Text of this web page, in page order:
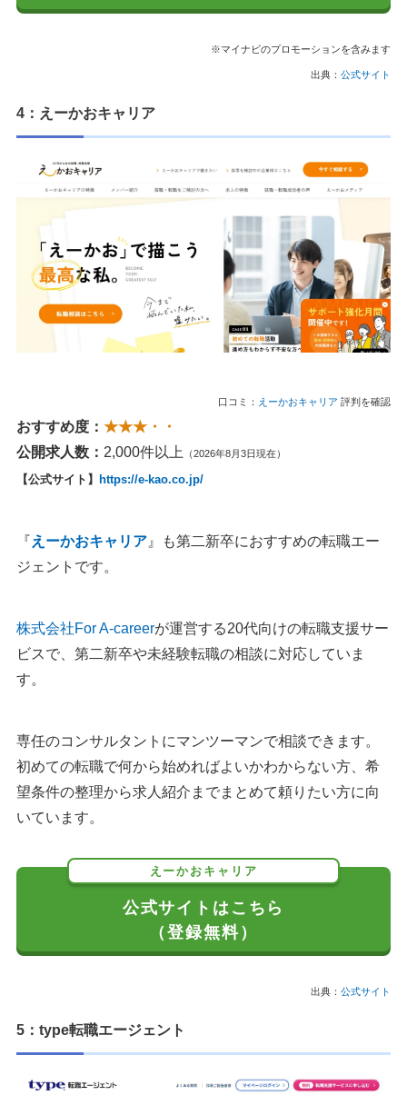
※マイナビのプロモーションを含みます
出典： 公式サイト
4：えーかおキャリア
口コミ： えーかおキャリア 評判を確認
おすすめ度： ★★★・・
公開求人数： 2,000件以上 （2026年8月3日現在）
【公式サイト】 https://e-kao.co.jp/
『えーかおキャリア 』も第二新卒におすすめの転職エー
ジェントです。
株式会社For A-careerが運営する20代向けの転職支援サー
ビスで、第二新卒や未経験転職の相談に対応していま
す。
専任のコンサルタントにマンツーマンで相談できます。
初めての転職で何から始めればよいかわからない方、希
望条件の整理から求人紹介までまとめて頼りたい方に向
いています。
えーかおキャリア
公式サイトはこちら
（登録無料）
出典： 公式サイト
5：type転職エージェント